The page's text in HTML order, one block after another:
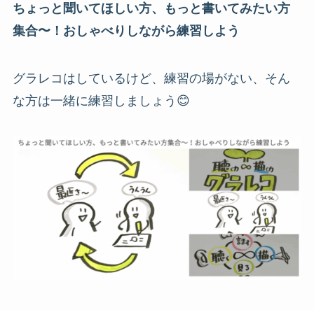
ちょっと聞いてほしい方、もっと書いてみたい方
集合〜！おしゃべりしながら練習しよう
グラレコはしているけど、練習の場がない、そん
な方は一緒に練習しましょう😊